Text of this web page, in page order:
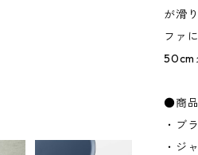
が滑
ファ
50cm
●商
・ブ
・ジ